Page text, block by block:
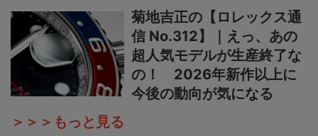
菊地吉正の【ロレックス通
信 No.312】｜えっ、あの
超人気モデルが生産終了な
の！ 2026年新作以上に
今後の動向が気になる
＞＞＞もっと見る